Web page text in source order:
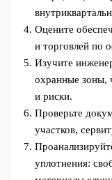
Оцените
и торговлей по
Изучите
охранные зоны,
и риски.
Проверьте
участков,
уплотнения: